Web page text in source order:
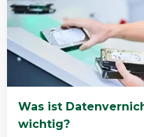
Warum
B
Corp
bei
Asset-
Entsorgung
Was ist
wichtig?